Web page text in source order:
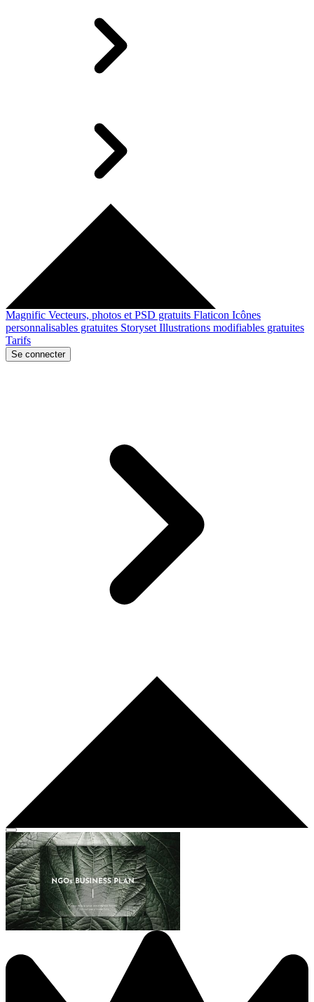
Magnific Vecteurs, photos et PSD gratuits Flaticon Icônes
personnalisables gratuites Storyset Illustrations modifiables gratuites
Tarifs
Se connecter